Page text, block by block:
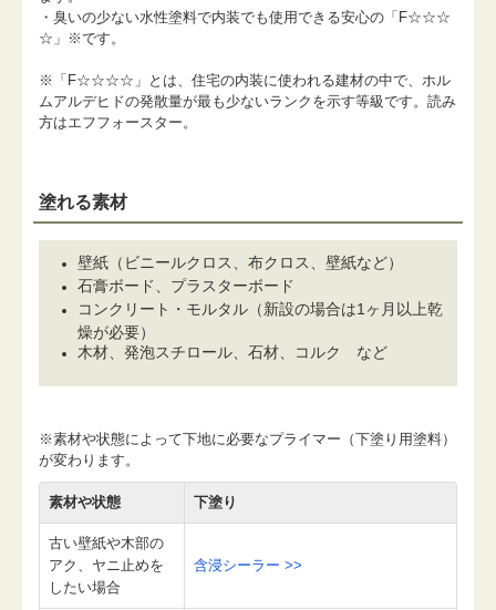
・臭いの少ない水性塗料で内装でも使用できる安心の「F☆☆☆
☆」※です。
※「F☆☆☆☆」とは、住宅の内装に使われる建材の中で、ホル
ムアルデヒドの発散量が最も少ないランクを示す等級です。読み
方はエフフォースター。
塗れる素材
壁紙（ビニールクロス、布クロス、壁紙など）
石膏ボード、プラスターボード
コンクリート・モルタル（新設の場合は1ヶ月以上乾
燥が必要）
木材、発泡スチロール、石材、コルク など
※素材や状態によって下地に必要なプライマー（下塗り用塗料）
が変わります。
素材や状態 下塗り
古い壁紙や木部の
アク、ヤニ止めを
したい場合
含浸シーラー >>